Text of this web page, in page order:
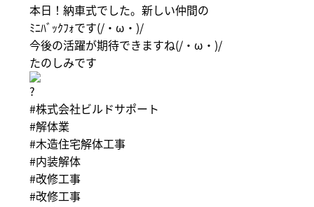
本日！納車式でした。新しい仲間の
ﾐﾆﾊﾞｯｸﾌｫです(/・ω・)/
今後の活躍が期待できますね(/・ω・)/
たのしみです
#株式会社ビルドサポート
#解体業
#木造住宅解体工事
#内装解体
#改修工事
#改修工事